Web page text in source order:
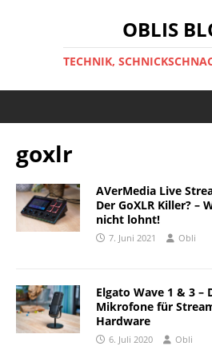
OBLIS
TECHNIK,
goxlr
AVerMedia Live
Der GoXLR Killer? –
nicht lohnt!
7. Juni 2021 Obli
Elgato Wave 1 & 3 –
Mikrofone für
Hardware
6. Juli 2020 Obli